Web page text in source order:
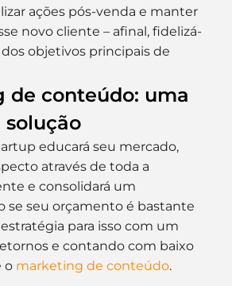
ações pós-venda e manter
novo cliente – afinal, fidelizá-
objetivos principais de
de conteúdo: uma
educará seu mercado,
através de toda a
e consolidará um
se seu orçamento é bastante
para isso com um
e contando com baixo
o marketing de conteúdo.